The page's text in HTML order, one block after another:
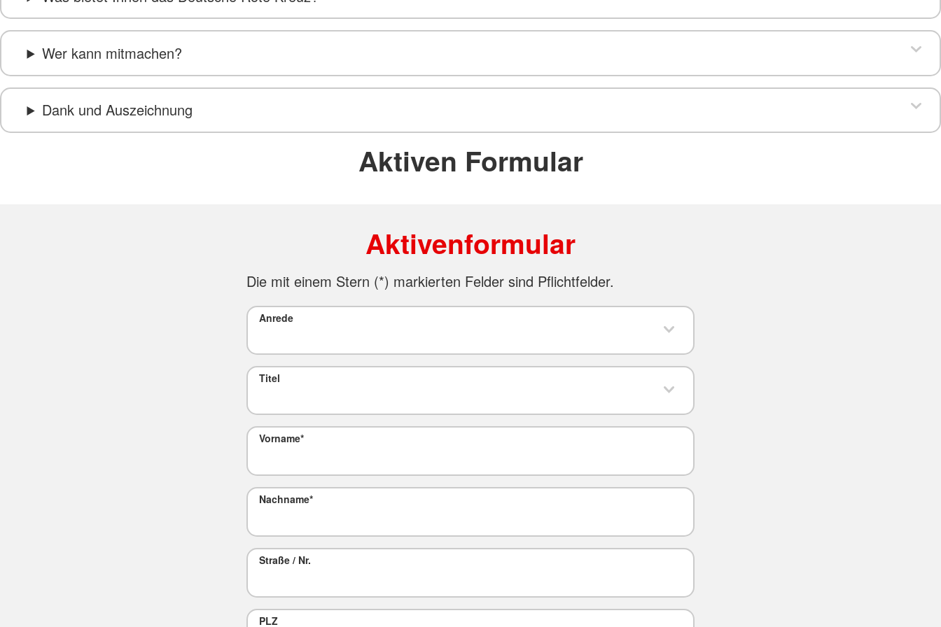
Wer kann mitmachen?
Dank und Auszeichnung
Aktiven Formular
Aktivenformular
Die mit einem Stern (*) markierten Felder sind Pflichtfelder.
Anrede
Titel
Vorname*
Nachname*
Straße / Nr.
PLZ